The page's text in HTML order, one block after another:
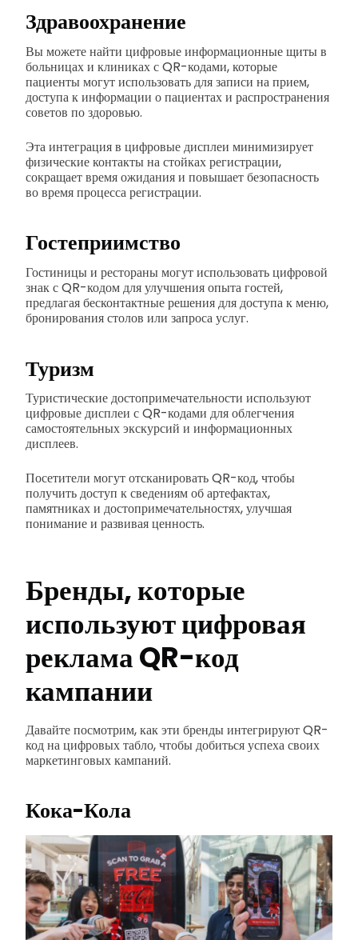
Здравоохранение
Вы можете найти цифровые информационные щиты в
больницах и клиниках с QR-кодами, которые
пациенты могут использовать для записи на прием,
доступа к информации о пациентах и распространения
советов по здоровью.
Эта интеграция в цифровые дисплеи минимизирует
физические контакты на стойках регистрации,
сокращает время ожидания и повышает безопасность
во время процесса регистрации.
Гостеприимство
Гостиницы и рестораны могут использовать цифровой
знак с QR-кодом для улучшения опыта гостей,
предлагая бесконтактные решения для доступа к меню,
бронирования столов или запроса услуг.
Туризм
Туристические достопримечательности используют
цифровые дисплеи с QR-кодами для облегчения
самостоятельных экскурсий и информационных
дисплеев.
Посетители могут отсканировать QR-код, чтобы
получить доступ к сведениям об артефактах,
памятниках и достопримечательностях, улучшая
понимание и развивая ценность.
Бренды, которые
используютцифровая
реклама QR-код
кампании
Давайте посмотрим, как эти бренды интегрируют QR-
код на цифровых табло, чтобы добиться успеха своих
маркетинговых кампаний.
Кока-Кола